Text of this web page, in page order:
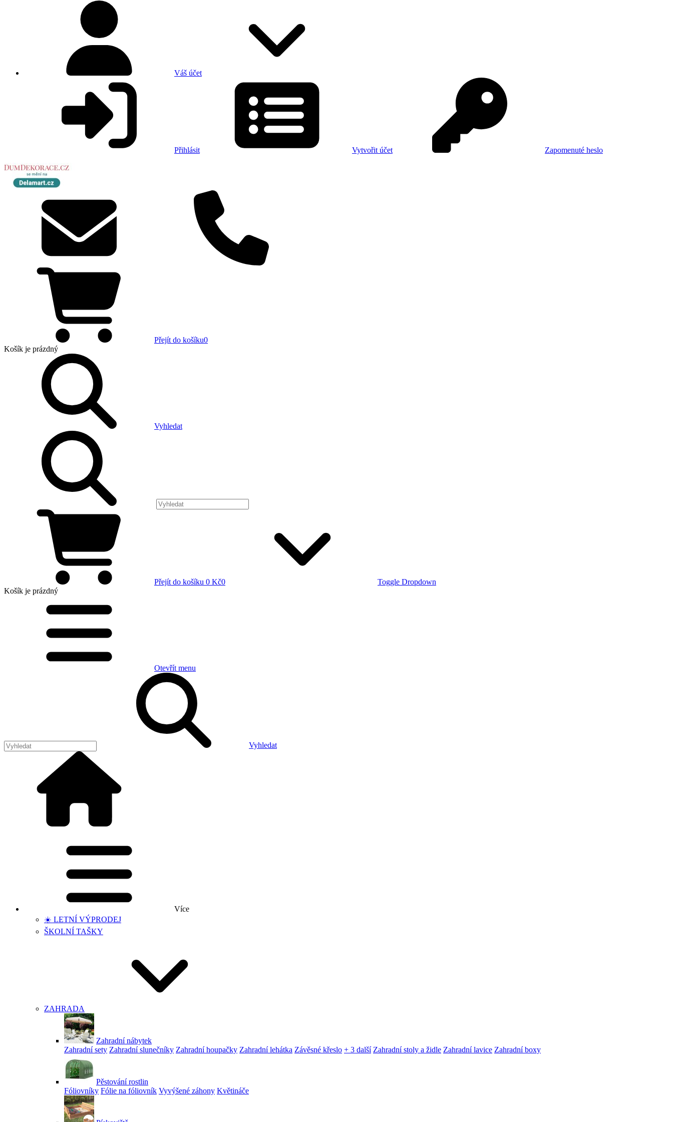
Váš účet
Přihlásit Vytvořit účet Zapomenuté heslo
Přejít do košíku0
Košík je prázdný
Vyhledat
Přejít do košíku 0 Kč0
Toggle Dropdown
Košík je prázdný
Otevřít menu
Vyhledat
Více
☀️ LETNÍ VÝPRODEJ
ŠKOLNÍ TAŠKY
ZAHRADA
Zahradní nábytek
Zahradní sety Zahradní slunečníky Zahradní houpačky Zahradní lehátka Závěsné křeslo + 3 další Zahradní stoly a židle Zahradní lavice Zahradní boxy
Pěstování rostlin
Fóliovníky Fólie na fóliovník Vyvýšené záhony Květináče